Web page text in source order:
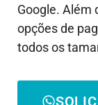
Google. Além
opções de
todos os